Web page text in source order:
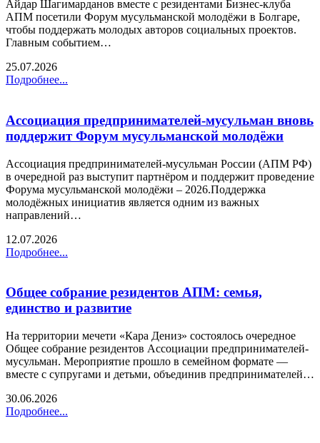
Айдар Шагимарданов вместе с резидентами Бизнес-клуба
АПМ посетили Форум мусульманской молодёжи в Болгаре,
чтобы поддержать молодых авторов социальных проектов.
Главным событием…
25.07.2026
Подробнее...
Ассоциация предпринимателей-мусульман вновь
поддержит Форум мусульманской молодёжи
Ассоциация предпринимателей-мусульман России (АПМ РФ)
в очередной раз выступит партнёром и поддержит проведение
Форума мусульманской молодёжи – 2026.Поддержка
молодёжных инициатив является одним из важных
направлений…
12.07.2026
Подробнее...
Общее собрание резидентов АПМ: семья,
единство и развитие
На территории мечети «Кара Дениз» состоялось очередное
Общее собрание резидентов Ассоциации предпринимателей-
мусульман. Мероприятие прошло в семейном формате —
вместе с супругами и детьми, объединив предпринимателей…
30.06.2026
Подробнее...